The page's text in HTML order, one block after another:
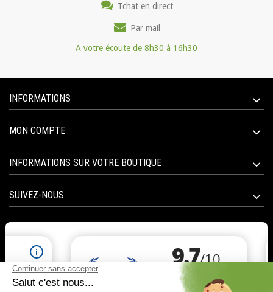
Tchat en direct
Par mail
A votre écoute de 8h30 à 16h30
INFORMATIONS
MON COMPTE
INFORMATIONS SUR VOTRE BOUTIQUE
SUIVEZ-NOUS